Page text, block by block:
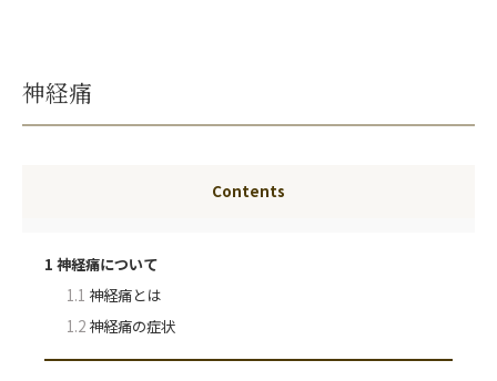
神経痛
Contents
1 神経痛について
1.1 神経痛とは
1.2神経痛の症状